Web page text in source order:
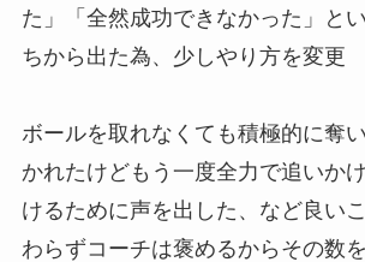
た」「全然成功できなかった」と
ちから出た為、少しやり方を変更
ボールを取れなくても積極的に奪
かれたけどもう一度全力で追いか
けるために声を出した、など良い
わらずコーチは褒めるからその数